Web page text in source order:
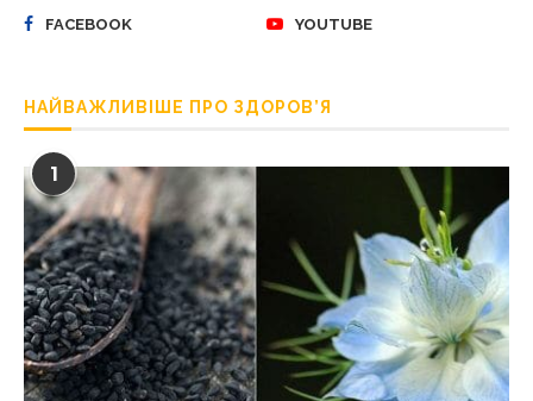
FACEBOOK YOUTUBE
НАЙВАЖЛИВІШЕ ПРО ЗДОРОВ’Я
1